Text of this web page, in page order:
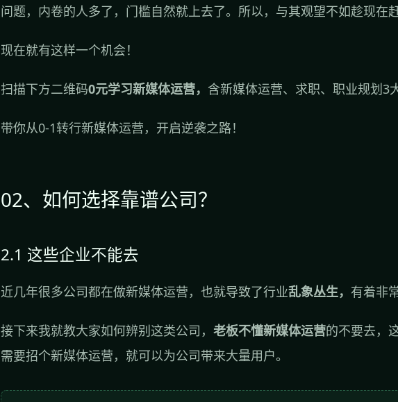
问题，内卷的人多了，门槛自然就上去了。所以，与其观望不如趁现在
现在就有这样一个机会！
扫描下方二维码0元学习新媒体运营， 含新媒体运营、求职、职业规划3
带你从0-1转行新媒体运营，开启逆袭之路！
02、如何选择靠谱公司？
2.1 这些企业不能去
近几年很多公司都在做新媒体运营，也就导致了行业乱象丛生， 有着非
接下来我就教大家如何辨别这类公司， 老板不懂新媒体运营的不要去，
需要招个新媒体运营，就可以为公司带来大量用户。